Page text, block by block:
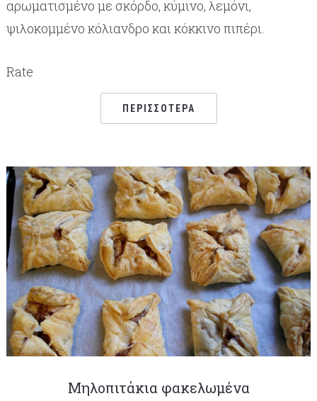
αρωματισμένο με σκόρδο, κύμινο, λεμόνι,
ψιλοκομμένο κόλιανδρο και κόκκινο πιπέρι.
Rate
ΠΕΡΙΣΣΌΤΕΡΑ
Μηλοπιτάκια φακελωμένα